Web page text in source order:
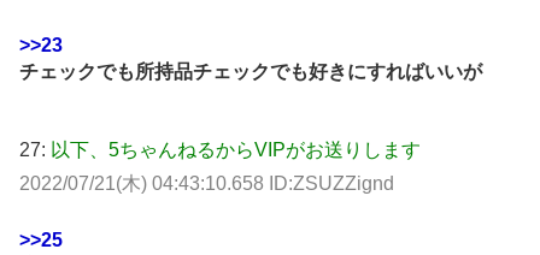
>>23
チェックでも所持品チェックでも好きにすればいいが
27: 以下、5ちゃんねるからVIPがお送りします
2022/07/21(木) 04:43:10.658 ID:ZSUZZignd
>>25